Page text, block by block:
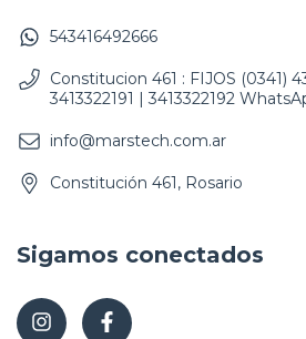
543416492666
Constitucion 461 : FIJOS (0341)
3413322191 | 3413322192
info@marstech.com.ar
Constitución 461, Rosario
Sigamos conectados